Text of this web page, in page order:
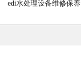
edi水处理设备维修保养